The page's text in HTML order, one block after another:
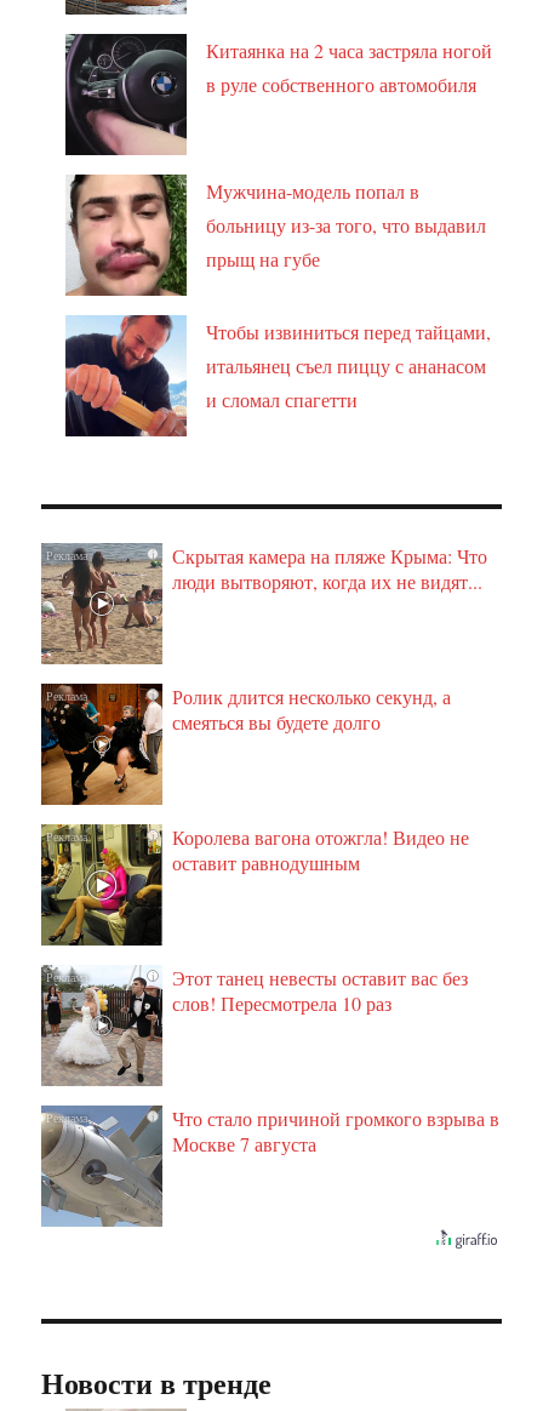
Китаянка на 2 часа застряла ногой
в руле собственного автомобиля
Мужчина-модель попал в
больницу из-за того, что выдавил
прыщ на губе
Чтобы извиниться перед тайцами,
итальянец съел пиццу с ананасом
и сломал спагетти
i
Скрытая камера на пляже Крыма: Что
люди вытворяют, когда их не видят...
i
Ролик длится несколько секунд, а
смеяться вы будете долго
i
Королева вагона отожгла! Видео не
оставит равнодушным
i
Этот танец невесты оставит вас без
слов! Пересмотрела 10 раз
i
Что стало причиной громкого взрыва в
Москве 7 августа
Новости в тренде